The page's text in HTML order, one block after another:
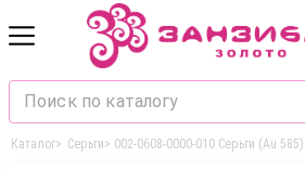
Каталог> Серьги> 002-0608-0000-010 Серьги (Au 585)